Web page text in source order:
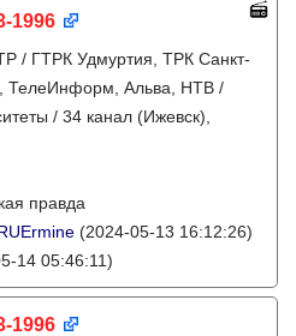
1996
/ ГТРК Удмуртия, ТРК Санкт-
ТелеИнформ, Альва, НТВ /
/ 34 канал (Ижевск),
правда
(2024-05-13 16:12:26)
14 05:46:11)
1996